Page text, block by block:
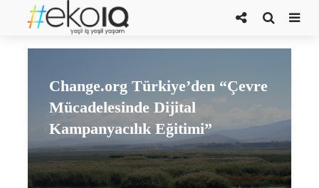
Change.org Türkiye
Change.org Türkiye’den “Çevre
Mücadelesinde Dijital
Kampanyacılık Eğitimi”